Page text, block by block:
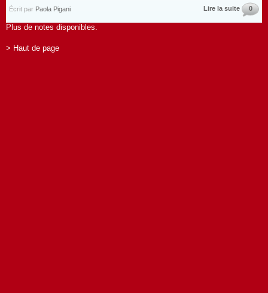
Écrit par Paola Pigani Lire la suite 0
Plus de notes disponibles.
> Haut de page